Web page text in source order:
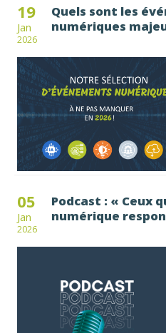
19
Jan
2026
Quels sont les
numériques
05
Jan
2026
Podcast : « Ceux
numérique